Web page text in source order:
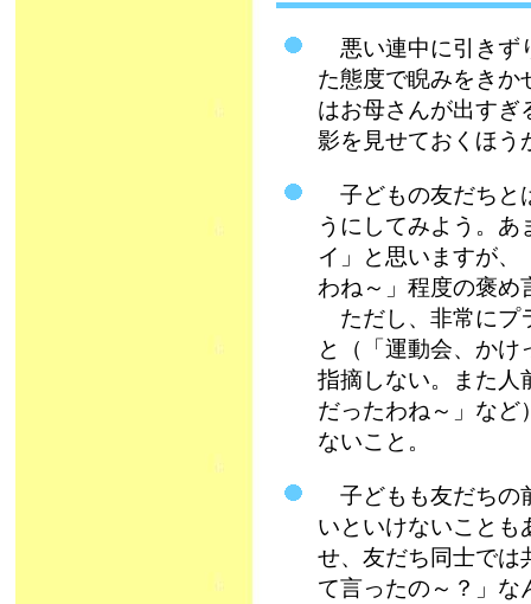
悪い連中に引きず
た態度で睨みをきか
はお母さんが出すぎ
影を見せておくほう
子どもの友だちと
うにしてみよう。
イ」と思いますが、
わね～」程度の褒め
ただし、非常にプ
と（「運動会、か
指摘しない。また人
だったわね～」など
ないこと。
子どもも友だちの
いといけないことも
せ、友だち同士では
て言ったの～？」な